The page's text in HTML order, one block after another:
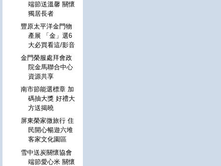
端節送溫馨 關懷
獨居長者
豐原太平洋金門物
產展 「金」選6
大必買看這/影音
金門榮服處拜會政
院金馬聯合中心
資源共享
南市節能選標章 加
碼抽大獎 好禮大
方送揭曉
屏東榮家微旅行 住
民開心暢遊六堆
客家文化園區
雪中送炭關懷協會
端節愛心米 關懷